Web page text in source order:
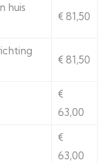
huis
€ 81,50
€ 81,50
€
63,00
€
63,00